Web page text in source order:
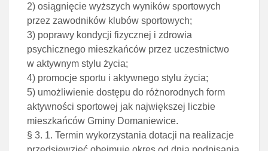
2) osiągnięcie wyższych wyników sportowych
przez zawodników klubów sportowych;
3) poprawy kondycji fizycznej i zdrowia
psychicznego mieszkańców przez uczestnictwo
w aktywnym stylu życia;
4) promocje sportu i aktywnego stylu życia;
5) umożliwienie dostępu do różnorodnych form
aktywności sportowej jak największej liczbie
mieszkańców Gminy Domaniewice.
§ 3. 1. Termin wykorzystania dotacji na realizacje